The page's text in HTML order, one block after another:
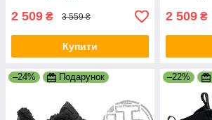
2 509 ₴ 3 559 ₴
Купити
2 509 ₴
–24% Подарунок –22%